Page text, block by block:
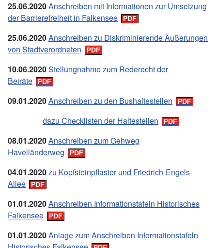
25.06.2020Anschreiben mit Informationen zur Umsetzung
der Barrierefreiheit in Falkensee
25.06.2020Anschreiben zu Diskriminierende Äußerungen
von Stadtverordneten
10.06.2020Stellungnahme zum Rederecht der
Beiräte
09.01.2020Anschreiben zu den Bushaltestellen
dazu Checklisten der Haltestellen
08.01.2020Anschreiben zum Gehweg
Havelländerweg
04.01.2020zu Kopfsteinpflaster und Friedrich-Engels-
Allee
01.01.2020Anschreiben Informationstafeln Historisches
Falkensee
01.01.2020Anlage zum Anschreiben Informationstafeln